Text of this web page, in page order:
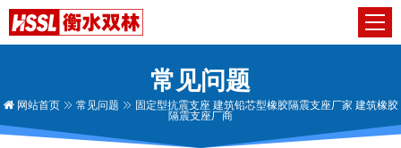
常见问题
网站首页 常见问题
固定型抗震支座 建筑铅芯型橡胶隔震支座厂家 建筑橡胶
隔震支座厂商